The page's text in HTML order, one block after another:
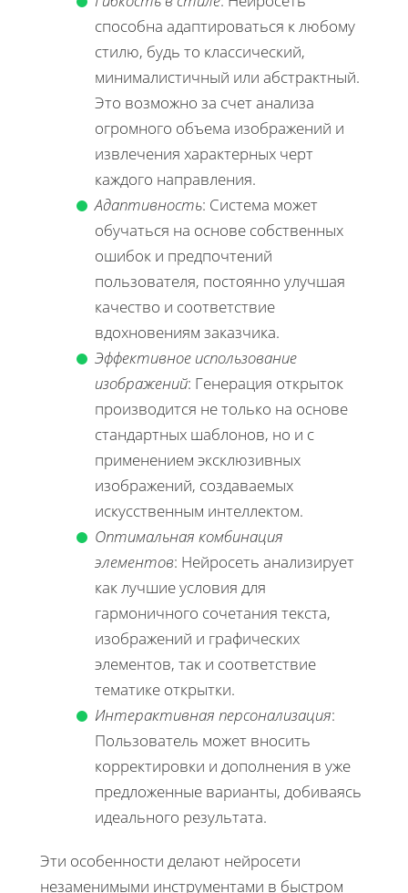
способна адаптироваться к любому
стилю, будь то классический,
минималистичный или абстрактный.
Это возможно за счет анализа
огромного объема изображений и
извлечения характерных черт
каждого направления.
Адаптивность: Система может
обучаться на основе собственных
ошибок и предпочтений
пользователя, постоянно улучшая
качество и соответствие
вдохновениям заказчика.
Эффективное использование
изображений: Генерация открыток
производится не только на основе
стандартных шаблонов, но и с
применением эксклюзивных
изображений, создаваемых
искусственным интеллектом.
Оптимальная комбинация
элементов: Нейросеть анализирует
как лучшие условия для
гармоничного сочетания текста,
изображений и графических
элементов, так и соответствие
тематике открытки.
Интерактивная персонализация:
Пользователь может вносить
корректировки и дополнения в уже
предложенные варианты, добиваясь
идеального результата.
Эти особенности делают нейросети
незаменимыми инструментами в быстром